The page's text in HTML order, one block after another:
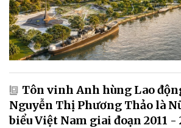
Tôn vinh Anh hùng Lao
Nguyễn Thị Phương Thảo là
biểu Việt Nam giai đoạn 2011 -